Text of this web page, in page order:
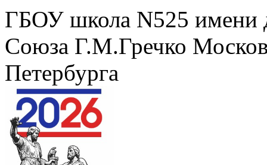
ГБОУ школа N525 имени
Союза Г.М.Гречко
Петербурга